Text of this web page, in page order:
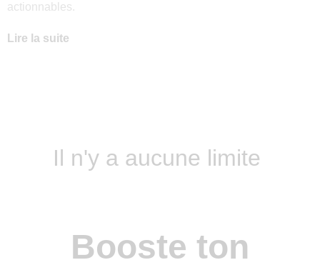
actionnables.
Lire la suite
Il n'y a aucune limite
Booste ton